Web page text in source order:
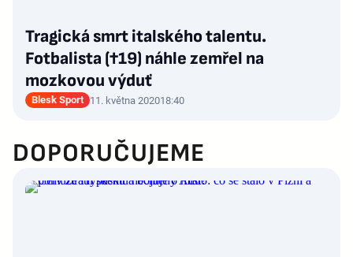
Tragická smrt italského talentu.
Fotbalista (†19) náhle zemřel na
mozkovou výduť
Blesk Sport 11. května 202018:40
DOPORUČUJEME